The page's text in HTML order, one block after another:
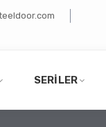
SERILER